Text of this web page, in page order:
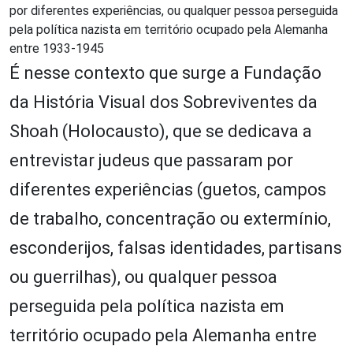
por diferentes experiências, ou qualquer pessoa perseguida
pela política nazista em território ocupado pela Alemanha
entre 1933-1945
É nesse contexto que surge a Fundação
da História Visual dos Sobreviventes da
Shoah (Holocausto), que se dedicava a
entrevistar judeus que passaram por
diferentes experiências (guetos, campos
de trabalho, concentração ou extermínio,
esconderijos, falsas identidades, partisans
ou guerrilhas), ou qualquer pessoa
perseguida pela política nazista em
território ocupado pela Alemanha entre